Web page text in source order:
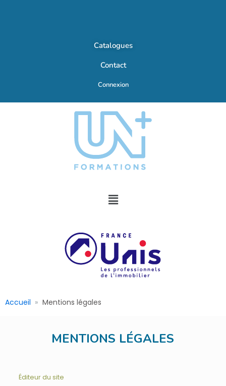
Catalogues
Contact
Connexion
Accueil Mentions légales
MENTIONS LÉGALES
Éditeur du site